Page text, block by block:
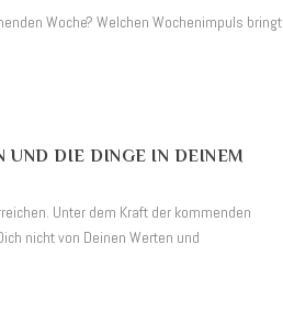
Woche? Welchen Wochenimpuls bringt
UND DIE DINGE IN DEINEM
Unter dem Kraft der kommenden
nicht von Deinen Werten und